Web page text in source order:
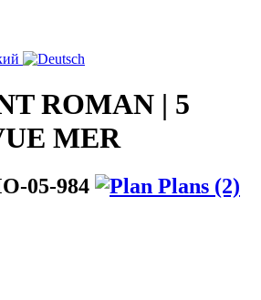
ROMAN | 5
MER
05-984 Plans (2)